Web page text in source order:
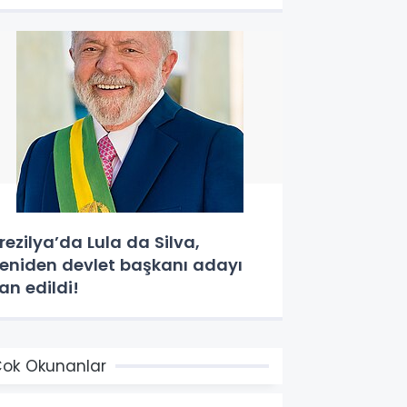
Lula da Silva,
devlet başkanı adayı
edildi!
Okunanlar